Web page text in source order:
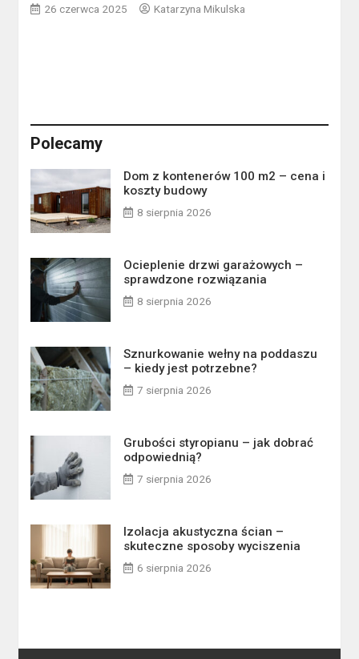
26 czerwca 2025 Katarzyna Mikulska
Polecamy
Dom z kontenerów 100 m2 – cena i
koszty budowy
8 sierpnia 2026
Ocieplenie drzwi garażowych –
sprawdzone rozwiązania
8 sierpnia 2026
Sznurkowanie wełny na poddaszu
– kiedy jest potrzebne?
7 sierpnia 2026
Grubości styropianu – jak dobrać
odpowiednią?
7 sierpnia 2026
Izolacja akustyczna ścian –
skuteczne sposoby wyciszenia
6 sierpnia 2026